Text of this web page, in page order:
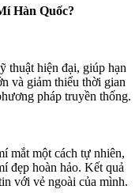
Hàn Quốc?
thuật hiện đại, giúp hạn
và giảm thiểu thời gian
pháp truyền thống.
mắt một cách tự nhiên,
đẹp hoàn hảo. Kết quả
với vẻ ngoài của mình.